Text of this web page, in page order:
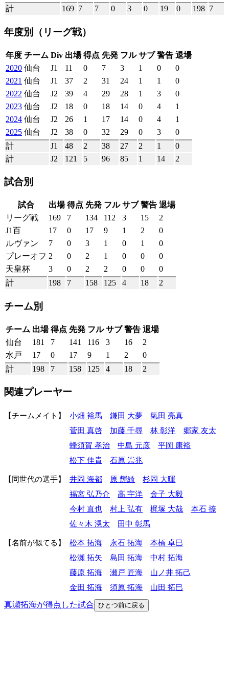
計
169 7 7 0 3 0 19 0 198 7
年度別 （リーグ戦）
年度 チーム Div 出場 得点 先発 フル サブ 警告 退場
2020 仙台 J1 11 0 7 3 1 0
0
2021 仙台 J1 37 2 31 24 1 1
0
2022 仙台 J2 39 4 29 28 1 3
0
2023 仙台 J2 18 0 18 14 0 4
1
2024 仙台 J2 26 1 17 14 0 4
1
2025 仙台 J2 38 0 32 29 0 3
0
計
J1 48 2 38 27 2 1
0
計
J2 121 5 96 85 1 14 2
試合別
試合 出場 得点 先発 フル サブ 警告 退場
リーグ戦
169 7 134 112 3 15
2
J1百
17 0 17 9 1 2
0
ルヴァン
7 0 3 1 0 1
0
プレーオフ 2 0 2 1 0 0
0
天皇杯
3 0 2 2 0 0
0
計
198 7 158 125 4 18 2
チーム別
チーム 出場 得点 先発 フル サブ 警告 退場
仙台
181 7 141 116 3 16
2
水戸
17 0 17 9 1 2
0
計
198 7 158 125 4 18 2
関連プレーヤー
チームメイト 小畑 裕馬 鎌田 大夢
氣田 亮真
菅田 真啓
加藤 千尋 林 彰洋
郷家 友太
蜂須賀 孝治
中島 元彦
平岡 康裕
松下 佳貴
石原 崇兆
同世代の選手 井岡 海都 原 輝綺
杉岡 大暉
福宮 弘乃介
高 宇洋
金子 大毅
今村 直也
村上 弘有 梶塚 大哉
本石 捺
佐々木 滉太
田中 彰馬
名前が似てる 松本 拓海 永石 拓海
本橋 卓巳
松瀬 拓矢
島田 拓海
中村 拓海
藤原 拓海
瀬戸 匠海
山ノ井 拓己
金田 拓海
須原 拓海
山田 拓巳
真瀬拓海が得点した試合 ひとつ前に戻る